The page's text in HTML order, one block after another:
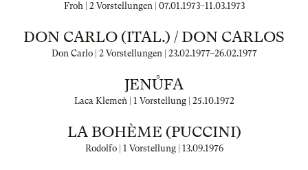
Froh | 2 Vorstellungen | 07.01.1973–11.03.1973
DON CARLO (ITAL.) / DON CARLOS
Don Carlo | 2 Vorstellungen | 23.02.1977–26.02.1977
JENŮFA
Laca Klemeň | 1 Vorstellung | 25.10.1972
LA BOHÈME (PUCCINI)
Rodolfo | 1 Vorstellung | 13.09.1976